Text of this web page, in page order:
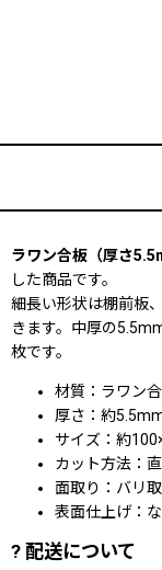
ラワン合板（厚さ
した商品です。
細長い形状は棚前板
きます。中厚の
枚です。
材質：ラワン
厚さ：約
サイズ：約
カット方法：
面取り：バリ
表面仕上げ：
? 配送について